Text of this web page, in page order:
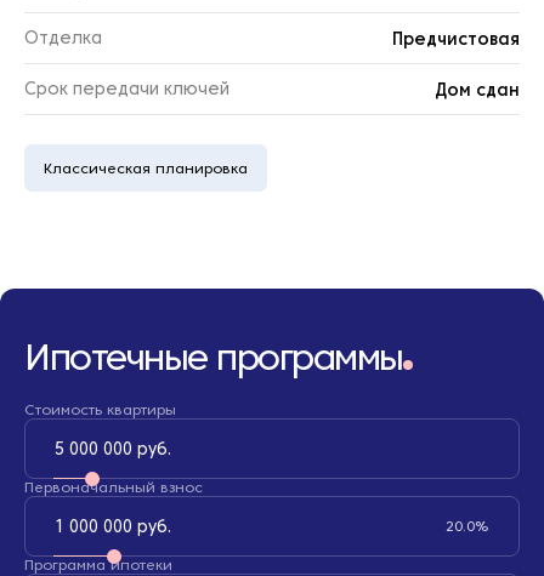
Отделка Предчистовая
Срок передачи ключей Дом сдан
Классическая планировка
Ипотечные программы
Стоимость квартиры
5 000 000 руб.
Первоначальный взнос
1 000 000 руб. 20.0%
Программа ипотеки